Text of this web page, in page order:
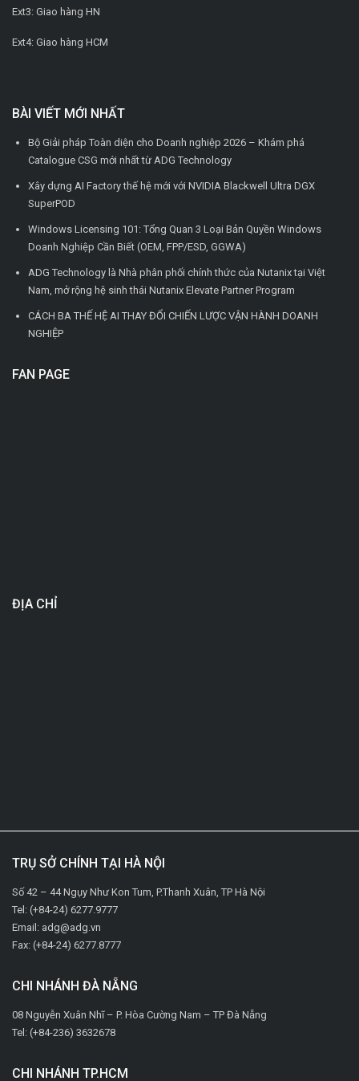
Ext3: Giao hàng HN
Ext4: Giao hàng HCM
BÀI VIẾT MỚI NHẤT
Bộ Giải pháp Toàn diện cho Doanh nghiệp 2026 – Khám phá
Catalogue CSG mới nhất từ ADG Technology
Xây dựng AI Factory thế hệ mới với NVIDIA Blackwell Ultra DGX
SuperPOD
Windows Licensing 101: Tổng Quan 3 Loại Bản Quyền Windows
Doanh Nghiệp Cần Biết (OEM, FPP/ESD, GGWA)
ADG Technology là Nhà phân phối chính thức của Nutanix tại Việt
Nam, mở rộng hệ sinh thái Nutanix Elevate Partner Program
CÁCH BA THẾ HỆ AI THAY ĐỔI CHIẾN LƯỢC VẬN HÀNH DOANH
NGHIỆP
FAN PAGE
ĐỊA CHỈ
TRỤ SỞ CHÍNH TẠI HÀ NỘI
Số 42 – 44 Ngụy Như Kon Tum, P.Thanh Xuân, TP Hà Nội
Tel: (+84-24) 6277.9777
Email: adg@adg.vn
Fax: (+84-24) 6277.8777
CHI NHÁNH ĐÀ NẴNG
08 Nguyễn Xuân Nhĩ – P. Hòa Cường Nam – TP Đà Nẵng
Tel: (+84-236) 3632678
CHI NHÁNH TP.HCM